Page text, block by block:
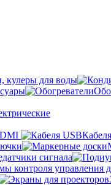
кулеры для воды
сигнала
контроля управления